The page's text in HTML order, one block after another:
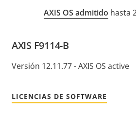
AXIS OS admitido hasta
AXIS F9114-B
Versión 12.11.77 - AXIS OS active
LICENCIAS DE SOFTWARE